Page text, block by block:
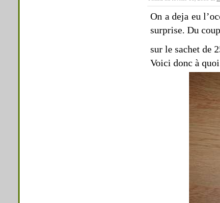
On a deja eu
surprise. Du
sur le sachet de
Voici donc à